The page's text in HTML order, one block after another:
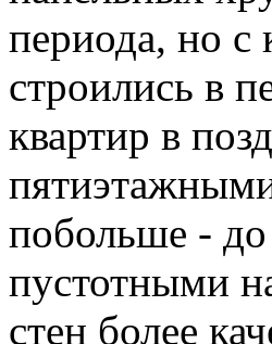
периода, но
строились в
квартир в
побольше -
пустотными
стен более